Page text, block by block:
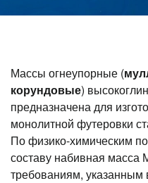
Массы огнеупорные (
корундовые)
предназначена для
монолитной футеровки
По физико-химическим
составу набивная масса
требованиям, указанным